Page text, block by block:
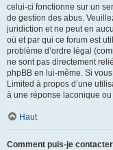
celui-ci fonctionne sur un
de gestion des abus.
juridiction et ne peut en
où et par qui ce forum est
problème d’ordre légal
ne sont pas directement
phpBB en lui-même. Si
Limited à propos d’une
à une réponse laconique
Haut
Comment puis-je